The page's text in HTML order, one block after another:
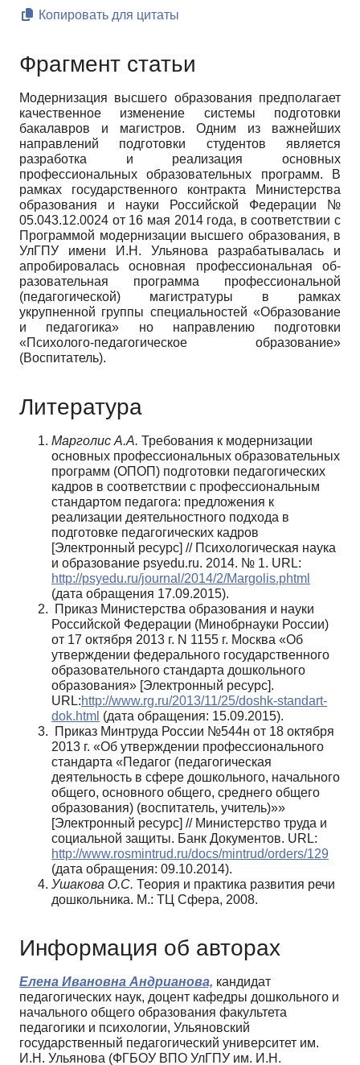
Копировать для цитаты
Фрагмент статьи
Модернизация высшего образования предполагает
качественное изменение сис­темы подготовки
бакалавров и магистров. Одним из важнейших
направлений подго­товки студентов является
разработка и реализация основных
профессиональных об­разовательных программ. В
рамках государственного контракта Министерства
обра­зования и науки Российской Федерации №
05.043.12.0024 от 16 мая 2014 года, в со­ответствии с
Программой модернизации высшего образования, в
УлГПУ имени И.Н. Ульянова разрабатывалась и
апробировалась основная профессиональная об­
разовательная программа профессиональной
(педагогической) магистратуры в рам­ках
укрупненной группы специальностей «Образование
и педагогика» но направле­нию подготовки
«Психолого-педагогическое образование»
(Воспитатель).
Литература
Марголис А.А. Требования к модернизации
основных профессиональных обра­зовательных
программ (ОПОП) подготовки педагогических
кадров в соответствии с профессиональным
стандартом педагога: предложения к
реализации деятельност­ного подхода в
подготовке педагогических кадров
[Электронный ресурс] // Психо­логическая наука
и образование psyedu.ru. 2014. № 1. URL:
http://psyedu.ru/jour­nal/2014/2/Margolis.phtml
(дата обращения 17.09.2015).
Приказ Министерства образования и науки
Российской Федерации (Минобрнауки России)
от 17 октября 2013 г. N 1155 г. Москва «Об
утверждении федерального государст­венного
образовательного стандарта дошкольного
образования» [Электронный ресурс].
URL:http://www.rg.ru/2013/11/25/doshk-standart-
dok.html (дата обращения: 15.09.2015).
Приказ Минтруда России №544н от 18 октября
2013 г. «Об утверждении про­фессионального
стандарта «Педагог (педагогическая
деятельность в сфере дошколь­ного, начального
общего, основного общего, среднего общего
образования) (воспи­татель, учитель)»»
[Электронный ресурс] // Министерство труда и
социальной за­щиты. Банк Документов. URL:
http://www.rosmintrud.ru/docs/mintrud/orders/129
(дата обращения: 09.10.2014).
Ушакова О.С. Теория и практика развития речи
дошкольника. М.: ТЦ Сфера, 2008.
Информация об авторах
Елена Ивановна Андрианова, кандидат
педагогических наук, доцент кафедры дошкольного и
начального общего образования факультета
педагогики и психологии, Ульяновский
государственный педагогический университет им.
И.Н. Ульянова (ФГБОУ ВПО УлГПУ им. И.Н.